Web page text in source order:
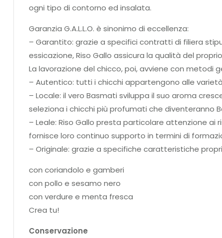
ogni tipo di contorno ed insalata.
Garanzia G.A.L.L.O. è sinonimo di eccellenza:
– Garantito: grazie a specifici contratti di filiera
essicazione, Riso Gallo assicura la qualità del
La lavorazione del chicco, poi, avviene con metodi
– Autentico: tutti i chicchi appartengono alle
– Locale: il vero Basmati sviluppa il suo aroma
seleziona i chicchi più profumati che diventeranno
– Leale: Riso Gallo presta particolare attenzione
fornisce loro continuo supporto in termini di
– Originale: grazie a specifiche caratteristiche
con coriandolo e gamberi
con pollo e sesamo nero
con verdure e menta fresca
Crea tu!
Conservazione